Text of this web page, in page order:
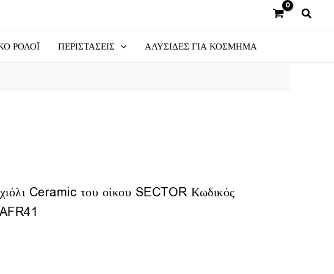
ΡΟΛΟΪ ΠΕΡΙΣΤΑΣΕΙΣ ΑΛΥΣΙΔΕΣ ΓΙΑ ΚΟΣΜΗΜΑ
Ceramic του οίκου SECTOR Κωδικός